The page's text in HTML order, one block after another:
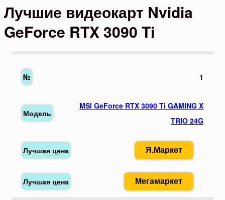
Лучшие видеокарт Nvidia
GeForce RTX 3090 Ti
1
MSI GeForce RTX 3090 Ti GAMING X
TRIO 24G
Я.Маркет
Мегамаркет